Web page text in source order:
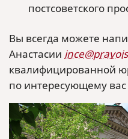
постсоветского
Вы всегда можете
Анастасии
квалифицированной
по интересующему вас